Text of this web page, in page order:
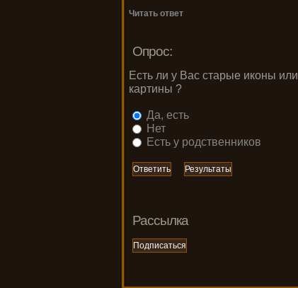
Читать ответ
Опрос:
Есть ли у Вас старые иконы или
картины ?
Да, есть
Нет
Есть у родственников
Рассылка